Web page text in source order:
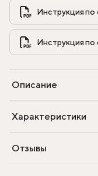
Инструкция
Описание
Характеристики
Отзывы